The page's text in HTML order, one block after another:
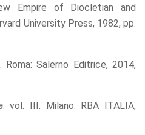
Empire of Diocletian and
University Press, 1982, pp.
Roma: Salerno Editrice, 2014,
. vol. III. Milano: RBA ITALIA,